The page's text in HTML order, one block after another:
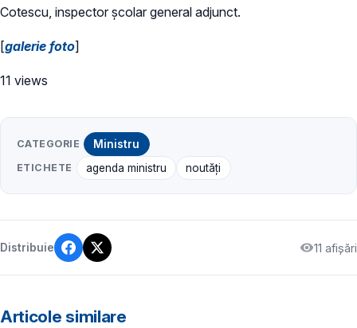
Cotescu, inspector școlar general adjunct.
[galerie foto]
11 views
CATEGORIE Ministru
ETICHETE agenda ministru noutăți
Distribuie 11 afișări
Articole similare